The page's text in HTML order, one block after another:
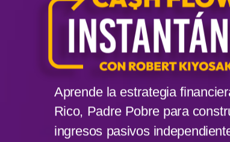
Aprende la estrategia
Rico, Padre Pobrepara
ingresos pasivos